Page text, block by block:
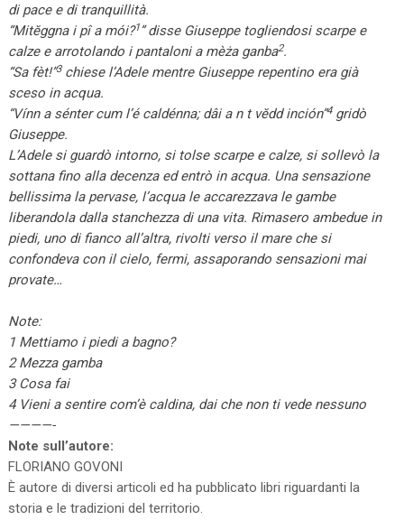
di pace e di tranquillità.
“Mitĕggna i pî a mói?1” disse Giuseppe togliendosi scarpe e
calze e arrotolando i pantaloni a mèża ganba2.
“Sa fèt!”3chiese l’Adele mentre Giuseppe repentino era già
sceso in acqua.
“Vínn a sénter cum l’é caldénna; dâi a n t vĕdd inción”4gridò
Giuseppe.
L’Adele si guardò intorno, si tolse scarpe e calze, si sollevò la
sottana fino alla decenza ed entrò in acqua. Una sensazione
bellissima la pervase, l’acqua le accarezzava le gambe
liberandola dalla stanchezza di una vita. Rimasero ambedue in
piedi, uno di fianco all’altra, rivolti verso il mare che si
confondeva con il cielo, fermi, assaporando sensazioni mai
provate…
Note:
1 Mettiamo i piedi a bagno?
2 Mezza gamba
3 Cosa fai
4 Vieni a sentire com’è caldina, dai che non ti vede nessuno
————-
Note sull’autore:
FLORIANO GOVONI
È autore di diversi articoli ed ha pubblicato libri riguardanti la
storia e le tradizioni del territorio.